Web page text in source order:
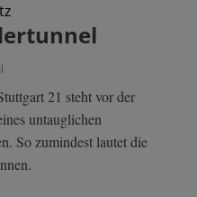
21 steht vor der
untauglichen
So zumindest lautet die